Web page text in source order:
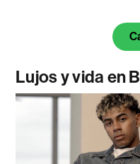
Lujos y vida en